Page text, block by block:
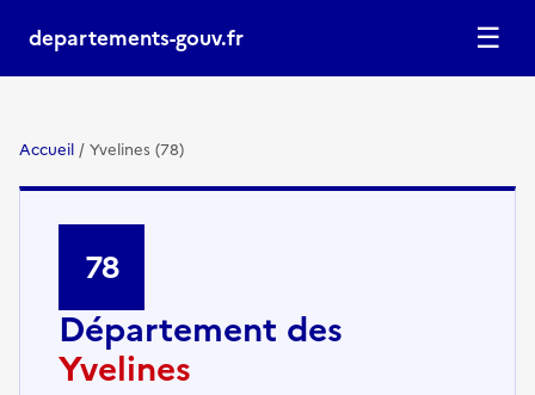
departements-gouv.fr ☰
Accueil / Yvelines (78)
78
Département des
Yvelines